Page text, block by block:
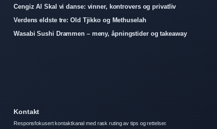
Cengiz Al Skal vi danse: vinner, kontrovers og privatliv
Verdens eldste tre: Old Tjikko og Methuselah
Wasabi Sushi Drammen – meny, åpningstider og takeaway
Kontakt
Responsfokusert kontaktkanal med rask ruting av tips og rettelser.